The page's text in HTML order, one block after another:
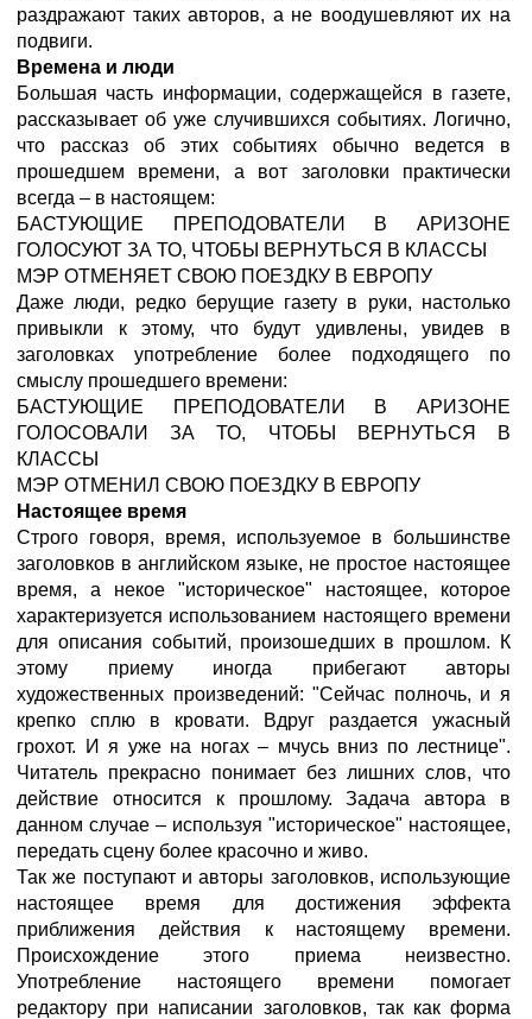
раздражают таких авторов, а не воодушевляют их на
подвиги.
Времена и люди
Большая часть информации, содержащейся в газете,
рассказывает об уже случившихся событиях. Логично,
что рассказ об этих событиях обычно ведется в
прошедшем времени, а вот заголовки практически
всегда – в настоящем:
БАСТУЮЩИЕ ПРЕПОДОВАТЕЛИ В АРИЗОНЕ
ГОЛОСУЮТ ЗА ТО, ЧТОБЫ ВЕРНУТЬСЯ В КЛАССЫ
МЭР ОТМЕНЯЕТ СВОЮ ПОЕЗДКУ В ЕВРОПУ
Даже люди, редко берущие газету в руки, настолько
привыкли к этому, что будут удивлены, увидев в
заголовках употребление более подходящего по
смыслу прошедшего времени:
БАСТУЮЩИЕ ПРЕПОДОВАТЕЛИ В АРИЗОНЕ
ГОЛОСОВАЛИ ЗА ТО, ЧТОБЫ ВЕРНУТЬСЯ В
КЛАССЫ
МЭР ОТМЕНИЛ СВОЮ ПОЕЗДКУ В ЕВРОПУ
Настоящее время
Строго говоря, время, используемое в большинстве
заголовков в английском языке, не простое настоящее
время, а некое "историческое" настоящее, которое
характеризуется использованием настоящего времени
для описания событий, произошедших в прошлом. К
этому приему иногда прибегают авторы
художественных произведений: "Сейчас полночь, и я
крепко сплю в кровати. Вдруг раздается ужасный
грохот. И я уже на ногах – мчусь вниз по лестнице".
Читатель прекрасно понимает без лишних слов, что
действие относится к прошлому. Задача автора в
данном случае – используя "историческое" настоящее,
передать сцену более красочно и живо.
Так же поступают и авторы заголовков, использующие
настоящее время для достижения эффекта
приближения действия к настоящему времени.
Происхождение этого приема неизвестно.
Употребление настоящего времени помогает
редактору при написании заголовков, так как форма